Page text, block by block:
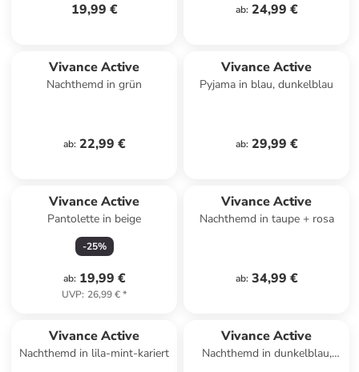
19,99 € ab: 24,99 €
Vivance Active
Nachthemd in grün
ab: 22,99 €
Vivance Active
Pyjama in blau, dunkelblau
ab: 29,99 €
Vivance Active
Pantolette in beige
-25%
ab: 19,99 €
UVP: 26,99 €*
Vivance Active
Nachthemd in taupe + rosa
ab: 34,99 €
Vivance Active
Nachthemd in lila-mint-kariert
Vivance Active
Nachthemd in dunkelblau,